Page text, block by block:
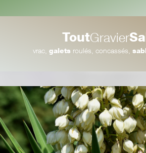
ToutGravier
vrac, galetsroulés, concassés,